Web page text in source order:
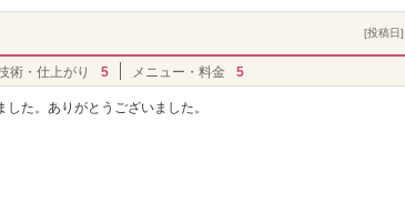
[投稿日
術・仕上がり 5 メニュー・料金 5
た。ありがとうございました。